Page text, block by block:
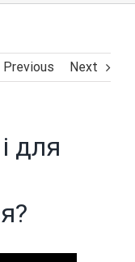
Previous Next
для